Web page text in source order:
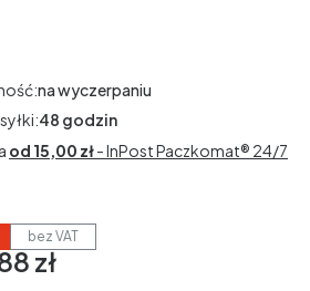
na wyczerpaniu
48 godzin
od 15,00 zł- InPost Paczkomat® 24/7
bez VAT
zł
VAT